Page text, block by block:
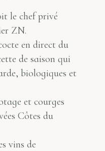
le chef privé
ZN.
en direct du
de saison qui
biologiques et
et courges
Côtes du
vins de